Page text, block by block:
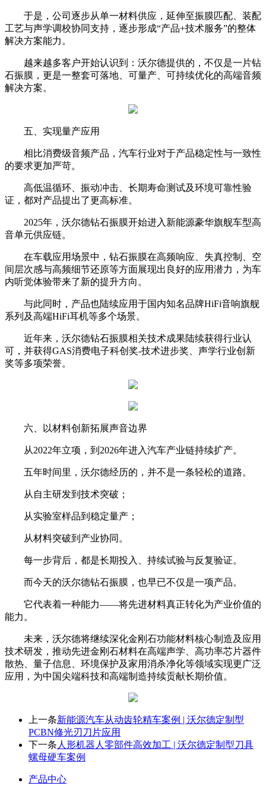
于是，公司逐步从单一材料供应，延伸至振膜匹配、装配
工艺与声学调校协同支持，逐步形成“产品+技术服务”的整体
解决方案能力。
越来越多客户开始认识到：沃尔德提供的，不仅是一片钻
石振膜，更是一整套可落地、可量产、可持续优化的高端音频
解决方案。
五、实现量产应用
相比消费级音频产品，汽车行业对于产品稳定性与一致性
的要求更加严苛。
高低温循环、振动冲击、长期寿命测试及环境可靠性验
证，都对产品提出了更高标准。
2025年，沃尔德钻石振膜开始进入新能源豪华旗舰车型高
音单元供应链。
在车载应用场景中，钻石振膜在高频响应、失真控制、空
间层次感与高频细节还原等方面展现出良好的应用潜力，为车
内听觉体验带来了新的提升方向。
与此同时，产品也陆续应用于国内知名品牌HiFi音响旗舰
系列及高端HiFi耳机等多个场景。
近年来，沃尔德钻石振膜相关技术成果陆续获得行业认
可，并获得GAS消费电子科创奖-技术进步奖、声学行业创新
奖等多项荣誉。
六、以材料创新拓展声音边界
从2022年立项，到2026年进入汽车产业链持续扩产。
五年时间里，沃尔德经历的，并不是一条轻松的道路。
从自主研发到技术突破；
从实验室样品到稳定量产；
从材料突破到产业协同。
每一步背后，都是长期投入、持续试验与反复验证。
而今天的沃尔德钻石振膜，也早已不仅是一项产品。
它代表着一种能力——将先进材料真正转化为产业价值的
能力。
未来，沃尔德将继续深化金刚石功能材料核心制造及应用
技术研发，推动先进金刚石材料在高端声学、高功率芯片器件
散热、量子信息、环境保护及家用消杀净化等领域实现更广泛
应用，为中国尖端科技和高端制造持续贡献长期价值。
上一条新能源汽车从动齿轮精车案例 | 沃尔德定制型
PCBN修光刃刀片应用
下一条 人形机器人零部件高效加工 | 沃尔德定制型刀具
螺母硬车案例
产品中心